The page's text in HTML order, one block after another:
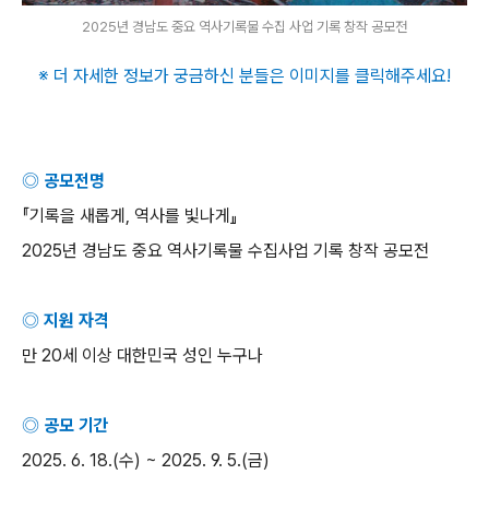
2025년 경남도 중요 역사기록물 수집 사업 기록 창작 공모전
※ 더 자세한 정보가 궁금하신 분들은 이미지를 클릭해주세요!
◎ 공모전명
『기록을 새롭게 , 역사를 빛나게』
2025년 경남도 중요 역사기록물 수집사업 기록 창작 공모전
◎ 지원 자격
만 20세 이상 대한민국 성인 누구나
◎ 공모 기간
2025. 6. 18.(수) ~ 2025. 9. 5.(금)